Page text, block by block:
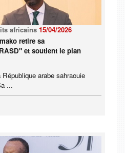
africains 15/04/2026
retire sa
et soutient le plan
arabe sahraouie
...